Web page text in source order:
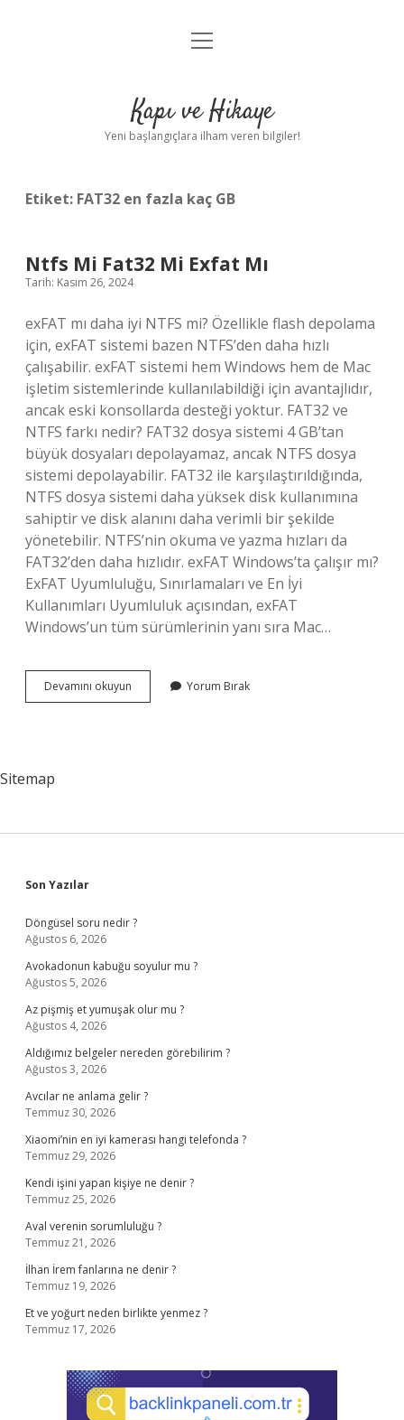
Anasayfa
Yasal Uyarı
menüyü
Kapı ve Hikaye
Yeni başlangıçlara ilham veren bilgiler!
Etiket: FAT32 en fazla kaç GB
Ntfs Mi Fat32 Mi Exfat Mı
Tarih: Kasım 26, 2024
exFAT mı daha iyi NTFS mi? Özellikle flash depolama
için, exFAT sistemi bazen NTFS’den daha hızlı
çalışabilir. exFAT sistemi hem Windows hem de Mac
işletim sistemlerinde kullanılabildiği için avantajlıdır,
ancak eski konsollarda desteği yoktur. FAT32 ve
NTFS farkı nedir? FAT32 dosya sistemi 4 GB’tan
büyük dosyaları depolayamaz, ancak NTFS dosya
sistemi depolayabilir. FAT32 ile karşılaştırıldığında,
NTFS dosya sistemi daha yüksek disk kullanımına
sahiptir ve disk alanını daha verimli bir şekilde
yönetebilir. NTFS’nin okuma ve yazma hızları da
FAT32’den daha hızlıdır. exFAT Windows’ta çalışır mı?
ExFAT Uyumluluğu, Sınırlamaları ve En İyi
Kullanımları Uyumluluk açısından, exFAT
Windows’un tüm sürümlerinin yanı sıra Mac…
Devamını okuyun
Mi
Yorum Bırak
Sitemap
Sidebar
Son Yazılar
Döngüsel soru nedir ?
Ağustos 6, 2026
Avokadonun kabuğu soyulur mu ?
Ağustos 5, 2026
Az pişmiş et yumuşak olur mu ?
Ağustos 4, 2026
Aldığımız belgeler nereden görebilirim ?
Ağustos 3, 2026
Avcılar ne anlama gelir ?
Temmuz 30, 2026
Xiaomi’nin en iyi kamerası hangi telefonda ?
Temmuz 29, 2026
Kendi işini yapan kişiye ne denir ?
Temmuz 25, 2026
Aval verenin sorumluluğu ?
Temmuz 21, 2026
İlhan İrem fanlarına ne denir ?
Temmuz 19, 2026
Et ve yoğurt neden birlikte yenmez ?
Temmuz 17, 2026